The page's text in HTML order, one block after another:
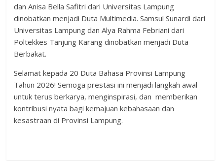
dan Anisa Bella Safitri dari Universitas Lampung
dinobatkan menjadi Duta Multimedia. Samsul Sunardi dari
Universitas Lampung dan Alya Rahma Febriani dari
Poltekkes Tanjung Karang dinobatkan menjadi Duta
Berbakat.
Selamat kepada 20 Duta Bahasa Provinsi Lampung
Tahun 2026! Semoga prestasi ini menjadi langkah awal
untuk terus berkarya, menginspirasi, dan memberikan
kontribusi nyata bagi kemajuan kebahasaan dan
kesastraan di Provinsi Lampung.